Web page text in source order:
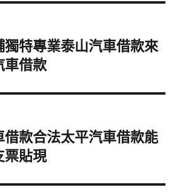
獨特專業泰山汽車借款來
車借款
借款合法太平汽車借款能
票貼現